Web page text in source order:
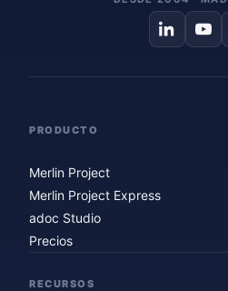
PRODUCTO
Merlin Project
Merlin Project Express
adoc Studio
Precios
RECURSOS